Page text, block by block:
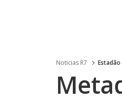
Noticias R7